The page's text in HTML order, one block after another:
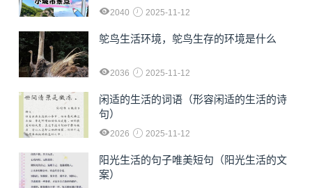
2040 2025-11-12
鸵鸟生活环境，鸵鸟生存的环境是什么
2036 2025-11-12
闲适的生活的词语（形容闲适的生活的诗
句）
2026 2025-11-12
阳光生活的句子唯美短句（阳光生活的文
案）